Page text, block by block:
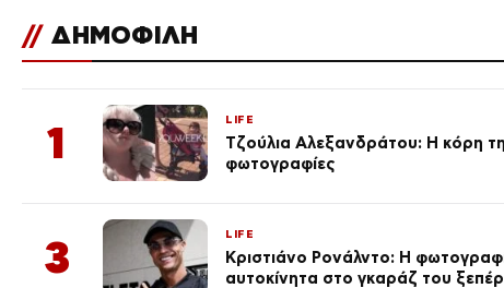
// ΔΗΜΟΦΙΛΗ
1 LIFE
Τζούλια Αλεξανδράτου: Η κόρη
φωτογραφίες
3 LIFE
Κριστιάνο Ρονάλντο: Η
αυτοκίνητα στο γκαράζ του